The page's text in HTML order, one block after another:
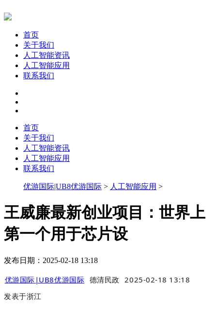
首页
关于我们
人工智能资讯
人工智能应用
联系我们
首页
关于我们
人工智能资讯
人工智能应用
联系我们
优游国际|UB8优游国际 > 人工智能应用 >
王威廉最新创业项目：世界上
第一个用于芯片设
发布日期：2025-02-18 13:18
优游国际|UB8优游国际 德清民政
2025-02-18 13:18
发表于浙江